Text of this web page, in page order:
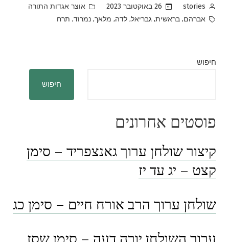
Posted
by
stories 26 באוקטובר 2023
Posted
in
אוצר אגדות התורה
Tags:
אברהם, בראשית, גבריאל, לדה, מלאך, נמרוד, תרח
חיפוש
חיפוש
פוסטים אחרונים
קיצור שולחן ערוך גאנצפריד – סימן
קצט – יג עד יז
שולחן ערוך הרב אורח חיים – סימן כג
ערוך השולחן יורה דעה – סימן שסז